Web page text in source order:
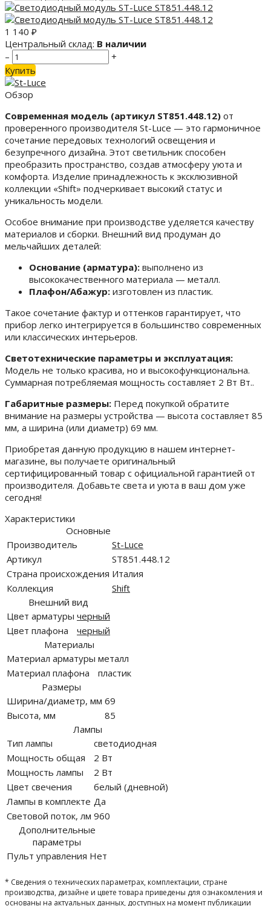
1 140 ₽
Центральный склад: В наличии
–
+
Купить
Обзор
Современная модель (артикул ST851.448.12) от
проверенного производителя St-Luce — это гармоничное
сочетание передовых технологий освещения и
безупречного дизайна. Этот светильник способен
преобразить пространство, создав атмосферу уюта и
комфорта. Изделие принадлежность к эксклюзивной
коллекции «Shift» подчеркивает высокий статус и
уникальность модели.
Особое внимание при производстве уделяется качеству
материалов и сборки. Внешний вид продуман до
мельчайших деталей:
Основание (арматура): выполнено из
высококачественного материала — металл.
Плафон/Абажур: изготовлен из пластик.
Такое сочетание фактур и оттенков гарантирует, что
прибор легко интегрируется в большинство современных
или классических интерьеров.
Светотехнические параметры и эксплуатация:
Модель не только красива, но и высокофункциональна.
Суммарная потребляемая мощность составляет 2 Вт Вт..
Габаритные размеры: Перед покупкой обратите
внимание на размеры устройства — высота составляет 85
мм, а ширина (или диаметр) 69 мм.
Приобретая данную продукцию в нашем интернет-
магазине, вы получаете оригинальный
сертифицированный товар с официальной гарантией от
производителя. Добавьте света и уюта в ваш дом уже
сегодня!
Характеристики
Основные
Производитель
St-Luce
Артикул
ST851.448.12
Страна происхождения Италия
Коллекция
Shift
Внешний вид
Цвет арматуры черный
Цвет плафона
черный
Материалы
Материал арматуры металл
Материал плафона
пластик
Размеры
Ширина/диаметр, мм 69
Высота, мм
85
Лампы
Тип лампы
светодиодная
Мощность общая
2 Вт
Мощность лампы
2 Вт
Цвет свечения
белый (дневной)
Лампы в комплекте Да
Световой поток, лм 960
Дополнительные
параметры
Пульт управления Нет
* Сведения о технических параметрах, комплектации, стране
производства, дизайне и цвете товара приведены для ознакомления и
основаны на актуальных данных, доступных на момент публикации